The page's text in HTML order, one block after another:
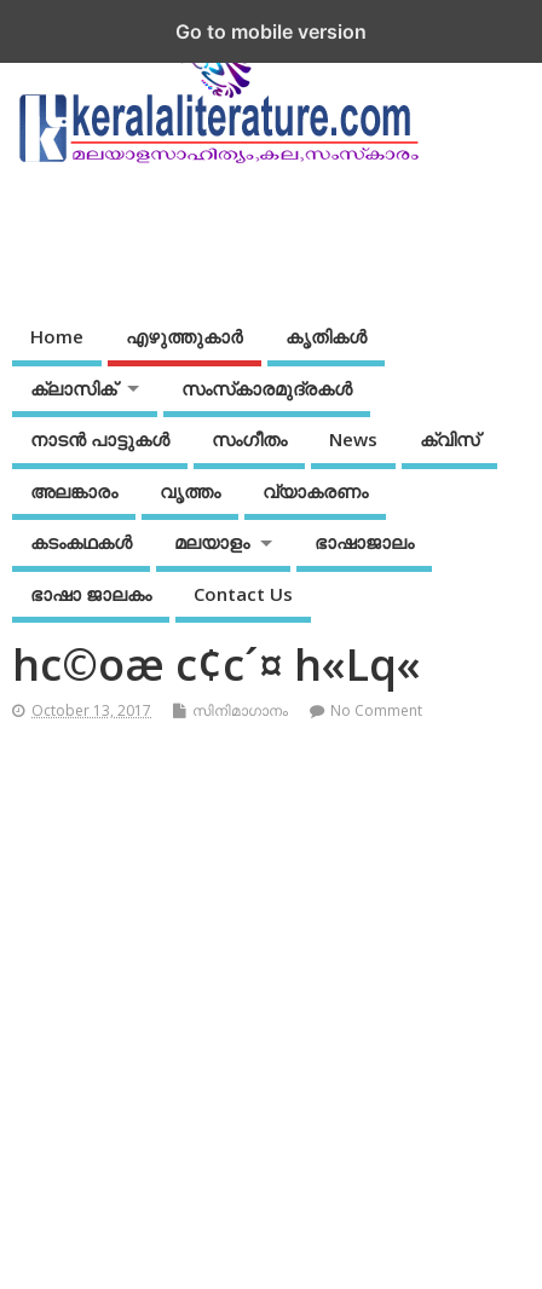
Home എഴുത്തുകാര്‍ കൃതികൾ
ക്ലാസിക് സംസ്‌കാരമുദ്രകള്‍
നാടന്‍ പാട്ടുകള്‍ സംഗീതം News ക്വിസ്
അലങ്കാരം വൃത്തം വ്യാകരണം
കടംകഥകള്‍ മലയാളം ഭാഷാജാലം
ഭാഷാ ജാലകം Contact Us
hc©oæ c¢c´¤ h«Lq«
October 13, 2017 സിനിമാഗാനം No Comment
Go to mobile version